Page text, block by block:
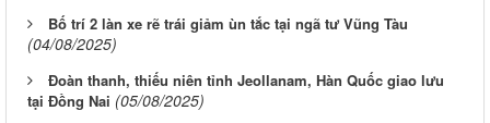
Bố trí 2 làn xe rẽ trái giảm ùn tắc tại ngã tư Vũng Tàu
(04/08/2025)
Đoàn thanh, thiếu niên tỉnh Jeollanam, Hàn Quốc giao lưu
tại Đồng Nai (05/08/2025)